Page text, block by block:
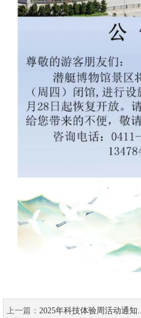
上一篇： 2025年科技体验周活动通知...